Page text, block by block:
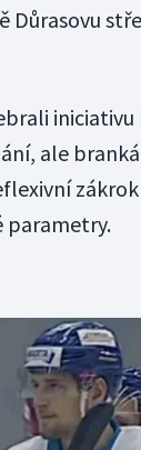
Důrasovu
ale
parametry.